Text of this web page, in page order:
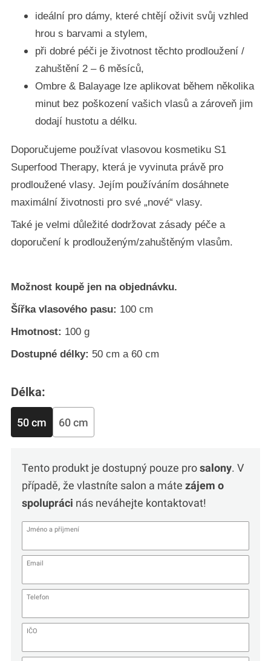
ideální pro dámy, které chtějí oživit svůj vzhled
hrou s barvami a stylem,
při dobré péči je životnost těchto prodloužení /
zahuštění 2 – 6 měsíců,
Ombre & Balayage lze aplikovat během několika
minut bez poškození vašich vlasů a zároveň jim
dodají hustotu a délku.
Doporučujeme používat vlasovou kosmetiku S1
Superfood Therapy, která je vyvinuta právě pro
prodloužené vlasy. Jejím používáním dosáhnete
maximální životnosti pro své „nové“ vlasy.
Také je velmi důležité dodržovat zásady péče a
doporučení k prodlouženým/zahuštěným vlasům.
Možnost koupě jen na objednávku.
Šířka vlasového pasu: 100 cm
Hmotnost: 100 g
Dostupné délky: 50 cm a 60 cm
Délka:
50 cm 60 cm
Tento produkt je dostupný pouze prosalony. V
případě, že vlastníte salon a máte zájem o
spolupráci nás neváhejte kontaktovat!